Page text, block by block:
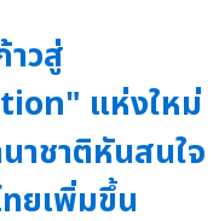
วสู่
แห่งใหม่
าชาติหันสนใจ
ยเพิ่มขึ้น